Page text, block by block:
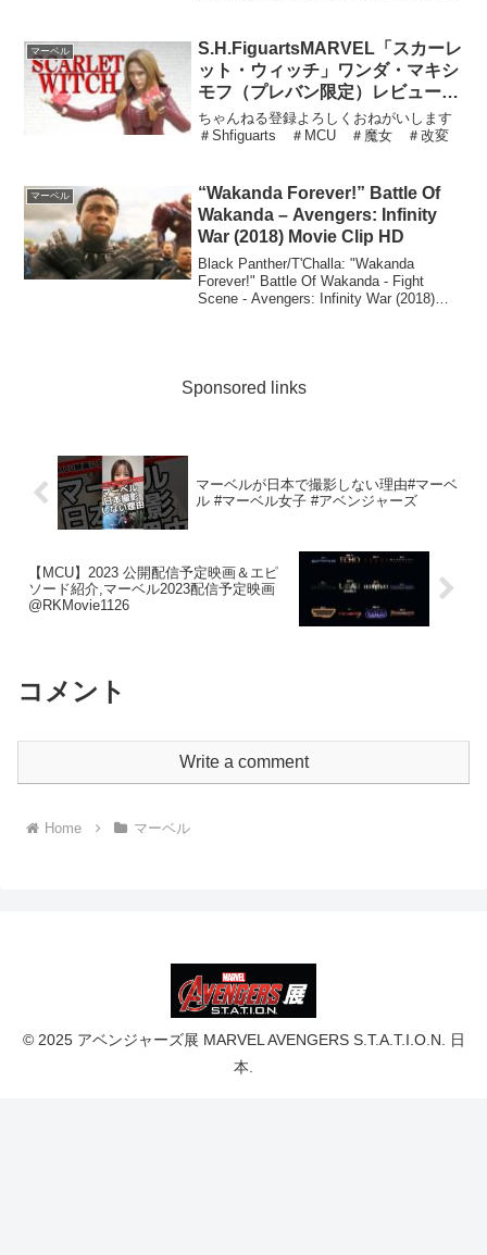
マーベル
S.H.FiguartsMARVEL「スカーレ
ット・ウィッチ」ワンダ・マキシ
モフ（プレバン限定）レビュー！
SH初立体化
ちゃんねる登録よろしくおねがいします
＃Shfiguarts ＃MCU ＃魔女 ＃改変
マーベル
“Wakanda Forever!” Battle Of
Wakanda – Avengers: Infinity
War (2018) Movie Clip HD
Black Panther/T'Challa: "Wakanda
Forever!" Battle Of Wakanda - Fight
Scene - Avengers: Infinity War (2018)
Sponsored links
マーベルが日本で撮影しない理由#マーベ
ル #マーベル女子 #アベンジャーズ
【MCU】2023 公開配信予定映画＆エピ
ソード紹介,マーベル2023配信予定映画
@RKMovie1126
コメント
Write a comment
Home マーベル
© 2025 アベンジャーズ展 MARVEL AVENGERS S.T.A.T.I.O.N. 日
本.